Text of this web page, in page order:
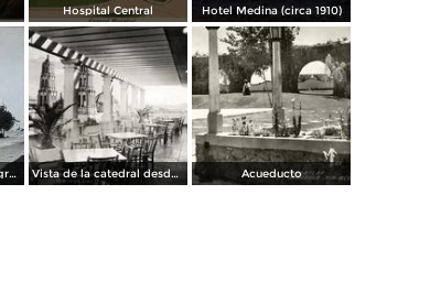
Hospital Central Hotel Medina (circa 1910)
La Catedral por el fotografo William H. Rau.. Vista de la catedral desde el Hotel Palacio Hilton Acueducto